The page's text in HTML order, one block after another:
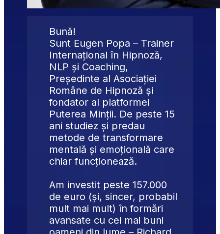
Bună!
Sunt Eugen Popa – Trainer
Internațional în Hipnoză,
NLP și Coaching,
Președinte al Asociației
Române de Hipnoză și
fondator al platformei
Puterea Minții. De peste 15
ani studiez și predau
metode de transformare
mentală și emoțională care
chiar funcționează.
Am investit peste 157.000
de euro (și, sincer, probabil
mult mai mult) în formări
avansate cu cei mai buni